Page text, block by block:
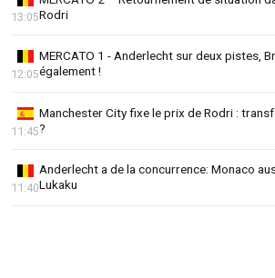
Rodri
13:05
MERCATO 1 - Anderlecht sur deux pistes,
également !
12:05
Manchester City fixe le prix de Rodri :
?
11:45
Anderlecht a de la concurrence: Monaco
Lukaku
11:40